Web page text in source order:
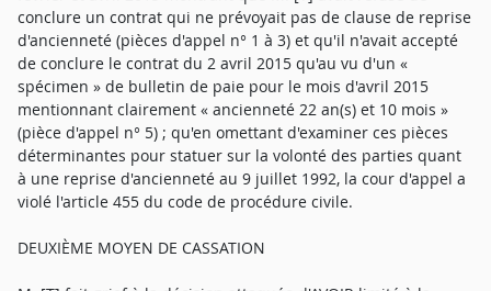
conclure un contrat qui ne prévoyait pas de clause de reprise
d'ancienneté (pièces d'appel n° 1 à 3) et qu'il n'avait accepté
de conclure le contrat du 2 avril 2015 qu'au vu d'un «
spécimen » de bulletin de paie pour le mois d'avril 2015
mentionnant clairement « ancienneté 22 an(s) et 10 mois »
(pièce d'appel n° 5) ; qu'en omettant d'examiner ces pièces
déterminantes pour statuer sur la volonté des parties quant
à une reprise d'ancienneté au 9 juillet 1992, la cour d'appel a
violé l'article 455 du code de procédure civile.
DEUXIÈME MOYEN DE CASSATION